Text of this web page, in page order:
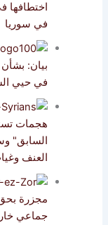
اختطافها في
في سوريا
بيان: بشأن
في حيي الشيخ
هجمات تستهدف
السابق" وسط
العنف وغياب
مجزرة بحق عائلة
جماعي خارج نطاق